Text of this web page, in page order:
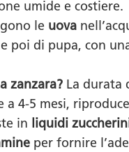
umide e costiere.
le uova
poi di pupa, con
zanzara? La durata
a 4-5 mesi,
in liquidi
per fornire